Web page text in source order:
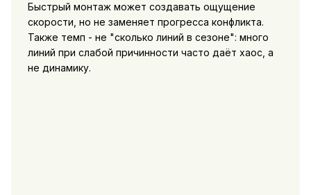
Быстрый монтаж может создавать ощущение
скорости, но не заменяет прогресса конфликта.
Также темп - не "сколько линий в сезоне": много
линий при слабой причинности часто даёт хаос, а
не динамику.